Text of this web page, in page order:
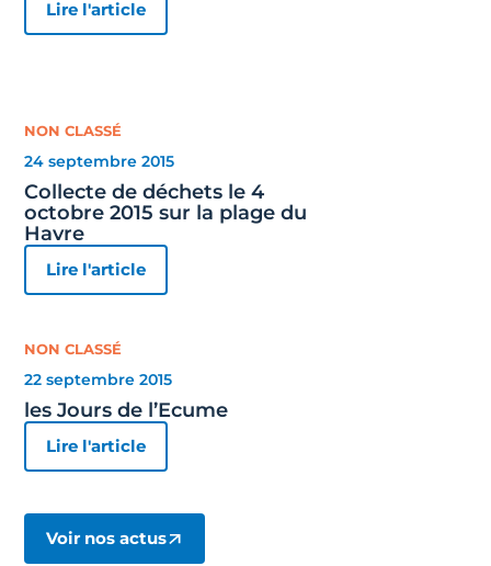
Lire l'article
NON CLASSÉ
24 septembre 2015
Collecte de déchets le 4
octobre 2015 sur la plage du
Havre
Lire l'article
NON CLASSÉ
22 septembre 2015
les Jours de l’Ecume
Lire l'article
Voir nos actus